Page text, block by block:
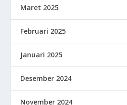
Maret 2025
Februari 2025
Januari 2025
Desember 2024
November 2024